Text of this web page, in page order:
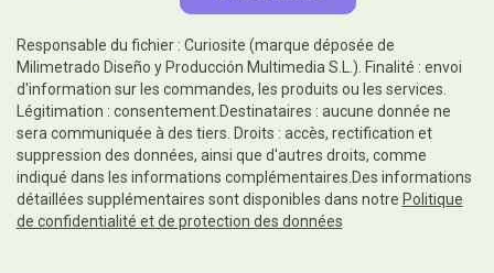
Responsable du fichier : Curiosite (marque déposée de
Milimetrado Diseño y Producción Multimedia S.L.). Finalité : envoi
d'information sur les commandes, les produits ou les services.
Légitimation : consentement.Destinataires : aucune donnée ne
sera communiquée à des tiers. Droits : accès, rectification et
suppression des données, ainsi que d'autres droits, comme
indiqué dans les informations complémentaires.Des informations
détaillées supplémentaires sont disponibles dans notre Politique
de confidentialité et de protection des données